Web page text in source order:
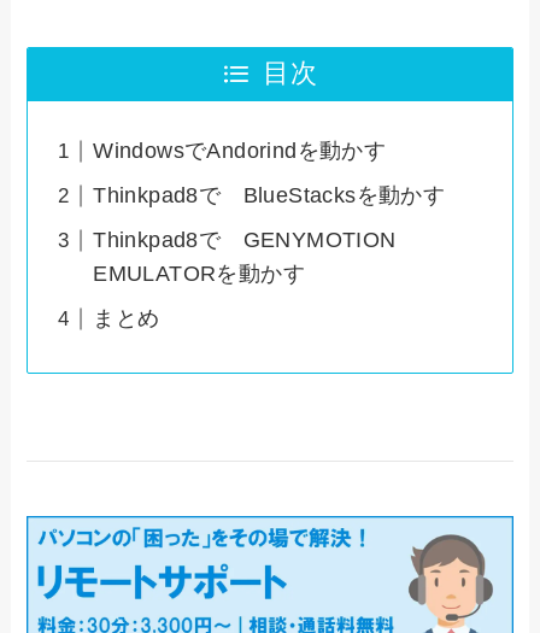
目次
WindowsでAndorindを動かす
Thinkpad8で BlueStacksを動かす
Thinkpad8で GENYMOTION
EMULATORを動かす
まとめ